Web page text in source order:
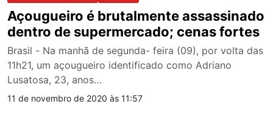
Açougueiro é brutalmente assassinado
dentro de supermercado; cenas fortes
Brasil - Na manhã de segunda- feira (09), por volta das
11h21, um açougueiro identificado como Adriano
Lusatosa, 23, anos…
11 de novembro de 2020 às 11:57